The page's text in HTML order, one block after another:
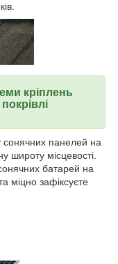
кріплень
сонячних панелей на
широту місцевості.
батарей на
міцно зафіксуєте